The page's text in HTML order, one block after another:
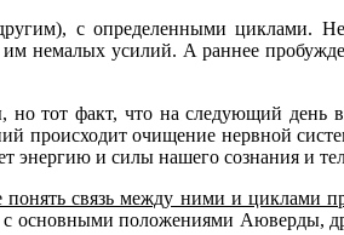
с определенными циклами.
им немалых усилий. А раннее
факт, что на следующий день вы
происходит очищение нервной
энергию и силы нашего сознания и
связь между ними и циклами
с основными положениями Аюверды,